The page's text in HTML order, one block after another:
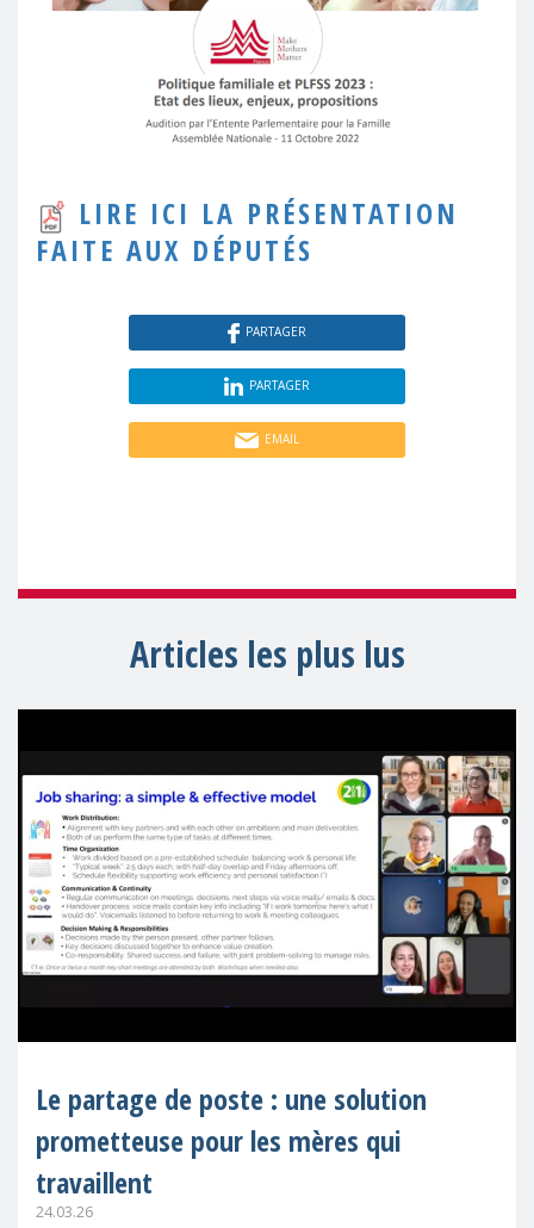
LIRE ICI LA PRÉSENTATION
FAITE AUX DÉPUTÉS
PARTAGER
PARTAGER
EMAIL
Articles les plus lus
Le partage de poste : une solution
prometteuse pour les mères qui
travaillent
24.03.26